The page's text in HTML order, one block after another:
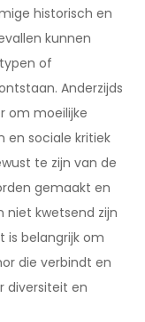
historisch en
kunnen
of
Anderzijds
om moeilijke
en sociale kritiek
te zijn van de
gemaakt en
niet kwetsend zijn
is belangrijk om
die verbindt en
diversiteit en